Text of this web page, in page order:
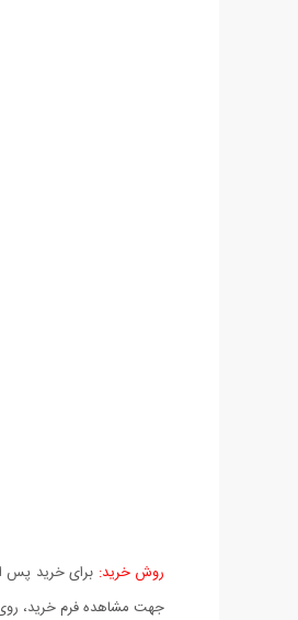
روش خرید: برای خرید پس
جهت مشاهده فرم خرید،